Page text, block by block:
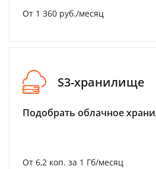
От 1 360 руб./месяц
S3-хранилище
Подобрать облачное
От 6,2 коп. за 1 Гб/месяц